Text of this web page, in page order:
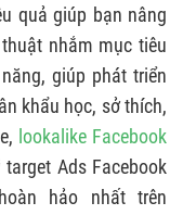
quả giúp bạn nâng
nhắm mục tiêu
giúp phát triển
khẩu học, sở thích,
lookalike Facebook
Ads Facebook
hảo nhất trên